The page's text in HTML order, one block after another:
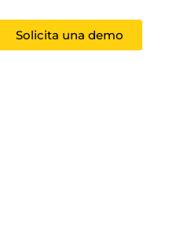
Solicita una demo